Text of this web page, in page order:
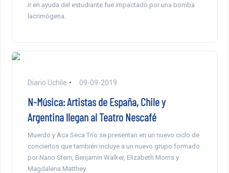
ir en ayuda del estudiante fue impactado por una bomba
lacrimógena.
Diario Uchile 09-09-2019
N-Música: Artistas de España, Chile y
Argentina llegan al Teatro Nescafé
Muerdo y Aca Seca Trío se presentan en un nuevo ciclo de
conciertos que también incluye a un nuevo grupo formado
por Nano Stern, Benjamín Walker, Elizabeth Morris y
Magdalena Matthey.